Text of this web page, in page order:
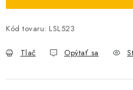
Kód tovaru: LSL523
Tlač Opýtať sa